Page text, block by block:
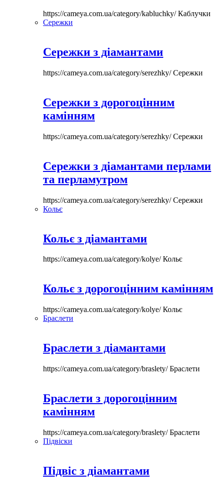
https://cameya.com.ua/category/kabluchky/Каблучки
Сережки
Сережки з діамантами
https://cameya.com.ua/category/serezhky/Сережки
Сережки з дорогоцінним
камінням
https://cameya.com.ua/category/serezhky/Сережки
Сережки з діамантами перлами
та перламутром
https://cameya.com.ua/category/serezhky/Сережки
Кольє
Кольє з діамантами
https://cameya.com.ua/category/kolye/Кольє
Кольє з дорогоцінним камінням
https://cameya.com.ua/category/kolye/Кольє
Браслети
Браслети з діамантами
https://cameya.com.ua/category/braslety/Браслети
Браслети з дорогоцінним
камінням
https://cameya.com.ua/category/braslety/Браслети
Підвіски
Підвіс з діамантами